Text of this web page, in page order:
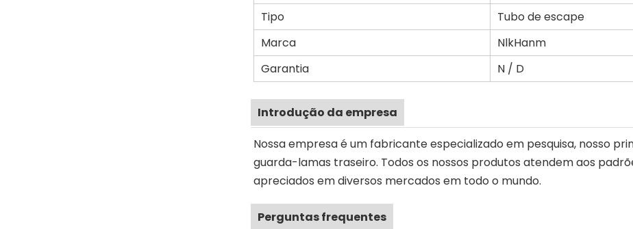
Tipo
Tubo de escape
Marca
NlkHanm
Garantia
N / D
Introdução da empresa
Nossa empresa é um fabricante especializado em pesquisa, nosso
guarda-lamas traseiro. Todos os nossos produtos atendem aos
apreciados em diversos mercados em todo o mundo.
Perguntas frequentes